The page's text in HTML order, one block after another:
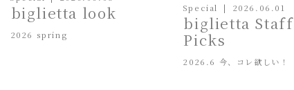
biglietta look
2026 spring
Special 2026.06.01
biglietta Staff
Picks
2026.6 今、コレ欲しい！